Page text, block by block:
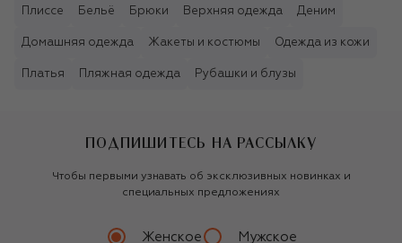
Плиссе Бельё Брюки Верхняя одежда Деним
Домашняя одежда Жакеты и костюмы Одежда из кожи
Платья Пляжная одежда Рубашки и блузы
ПОДПИШИТЕСЬ НА РАССЫЛКУ
Чтобы первыми узнавать об эксклюзивных новинках и
специальных предложениях
Женское Мужское